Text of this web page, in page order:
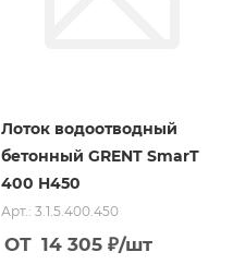
Лоток водоотводный
бетонный GRENT SmarT
400 H450
Арт.: 3.1.5.400.450
ОТ 14 305 ₽/шт